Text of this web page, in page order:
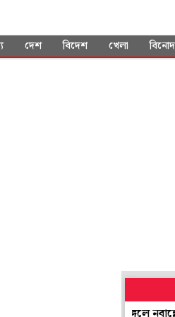
দেশ বিদেশ খেলা